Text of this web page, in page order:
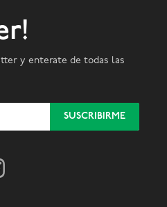
y enterate de todas las
SUSCRIBIRME